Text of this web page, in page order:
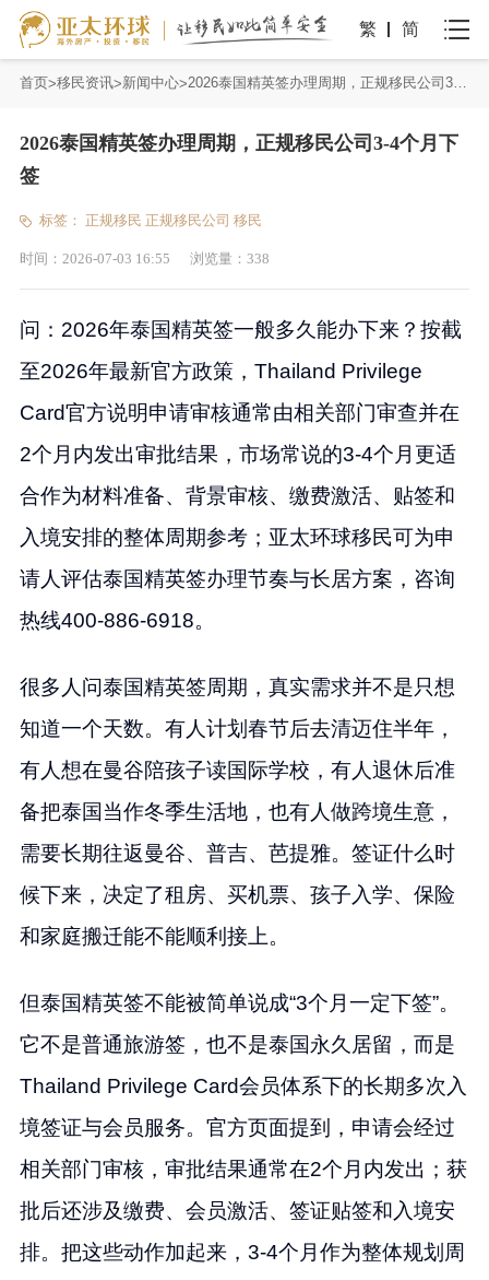
繁 简
首页 移民资讯 新闻中心 2026泰国精英签办理周期，正规移民公司3-4个月下签
2026泰国精英签办理周期，正规移民公司3-4个月下
签
标签： 正规移民 正规移民公司 移民
时间： 2026-07-03 16:55 浏览量： 338
问：2026年泰国精英签一般多久能办下来？按截
至2026年最新官方政策，Thailand Privilege
Card官方说明申请审核通常由相关部门审查并在
2个月内发出审批结果，市场常说的3-4个月更适
合作为材料准备、背景审核、缴费激活、贴签和
入境安排的整体周期参考；亚太环球移民可为申
请人评估泰国精英签办理节奏与长居方案，咨询
热线400-886-6918。
很多人问泰国精英签周期，真实需求并不是只想
知道一个天数。有人计划春节后去清迈住半年，
有人想在曼谷陪孩子读国际学校，有人退休后准
备把泰国当作冬季生活地，也有人做跨境生意，
需要长期往返曼谷、普吉、芭提雅。签证什么时
候下来，决定了租房、买机票、孩子入学、保险
和家庭搬迁能不能顺利接上。
但泰国精英签不能被简单说成“3个月一定下签”。
它不是普通旅游签，也不是泰国永久居留，而是
Thailand Privilege Card会员体系下的长期多次入
境签证与会员服务。官方页面提到，申请会经过
相关部门审核，审批结果通常在2个月内发出；获
批后还涉及缴费、会员激活、签证贴签和入境安
排。把这些动作加起来，3-4个月作为整体规划周